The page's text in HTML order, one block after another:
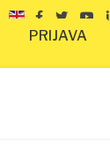
PRIJAVA